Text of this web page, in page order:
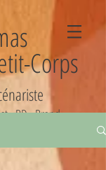
Corps
- BD - Brand